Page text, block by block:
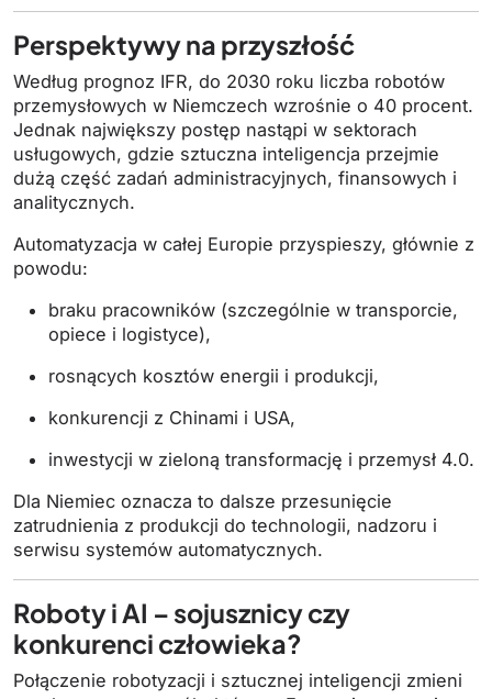
Perspektywy na przyszłość
Według prognoz IFR, do 2030 roku liczba robotów
przemysłowych w Niemczech wzrośnie o 40 procent.
Jednak największy postęp nastąpi w sektorach
usługowych, gdzie sztuczna inteligencja przejmie
dużą część zadań administracyjnych, finansowych i
analitycznych.
Automatyzacja w całej Europie przyspieszy, głównie z
powodu:
braku pracowników (szczególnie w transporcie,
opiece i logistyce),
rosnących kosztów energii i produkcji,
konkurencji z Chinami i USA,
inwestycji w zieloną transformację i przemysł 4.0.
Dla Niemiec oznacza to dalsze przesunięcie
zatrudnienia z produkcji do technologii, nadzoru i
serwisu systemów automatycznych.
Roboty i AI – sojusznicy czy
konkurenci człowieka?
Połączenie robotyzacji i sztucznej inteligencji zmieni